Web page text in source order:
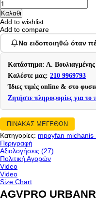
Add to wishlist
Add to compare
Να ειδοποιηθώ όταν
Κατάστημα: Λ.
Καλέστε μας: 210 9969793
Ίδιες τιμές online & στο
Ζητήστε πληροφορίες για το
ΠΙΝΑΚΑΣ ΜΕΓΕΘΩΝ
Κατηγορίες: mpoyfan
Περιγραφή
Αξιολογήσεις (27)
Πολιτική Αγορών
Video
Video
Size Chart
AGVPRO